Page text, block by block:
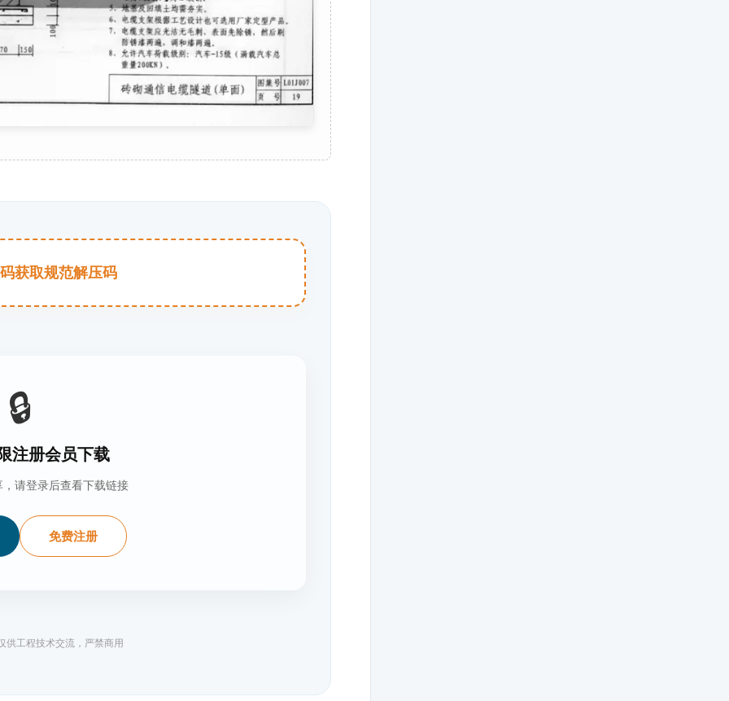
获取规范解压码
🔒
注册会员下载
请登录后查看下载链接
免费注册
供工程技术交流，严禁商用